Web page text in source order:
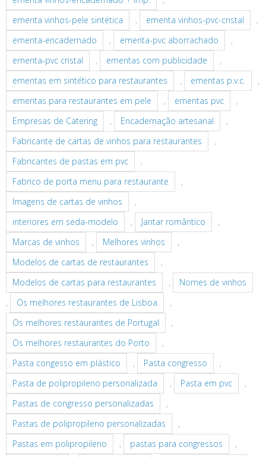
ementa vinhos-pele sintética
, ementa vinhos-pvc-cristal
,
ementa-encadernado
, ementa-pvc aborrachado
,
ementa-pvc cristal
, ementas com publicidade
,
ementas em sintético para restaurantes
, ementas p.v.c.
,
ementas para restaurantes em pele
, ementas pvc
,
Empresas de Catering
, Encadernação artesanal
,
Fabricante de cartas de vinhos para restaurantes
,
Fabricantes de pastas em pvc
,
Fabrico de porta menu para restaurante
,
Imagens de cartas de vinhos
,
interiores em seda-modelo
, Jantar romântico
,
Marcas de vinhos
, Melhores vinhos
,
Modelos de cartas de restaurantes
,
Modelos de cartas para restaurantes
,
Nomes de vinhos
,
Os melhores restaurantes de Lisboa
,
Os melhores restaurantes de Portugal
,
Os melhores restaurantes do Porto
,
Pasta congesso em plástico
, Pasta congresso
,
Pasta de polipropileno personalizada
, Pasta em pvc
,
Pastas de congresso personalizadas
,
Pastas de polipropileno personalizadas
,
Pastas em polipropileno
, pastas para congressos
,